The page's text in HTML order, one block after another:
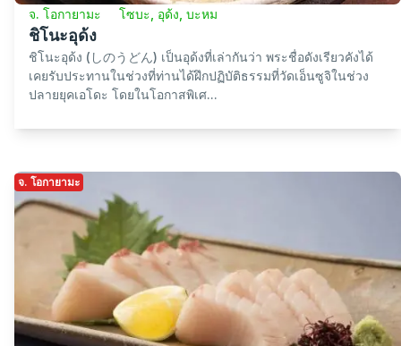
จ. โอกายามะ โซบะ, อุด้ง, บะหม
ชิโนะอุด้ง
ชิโนะอุด้ง (しのうどん) เป็นอุด้งที่เล่ากันว่า พระชื่อดังเรียวคังได้
เคยรับประทานในช่วงที่ท่านได้ฝึกปฏิบัติธรรมที่วัดเอ็นซูจิในช่วง
ปลายยุคเอโดะ โดยในโอกาสพิเศ...
จ. โอกายามะ